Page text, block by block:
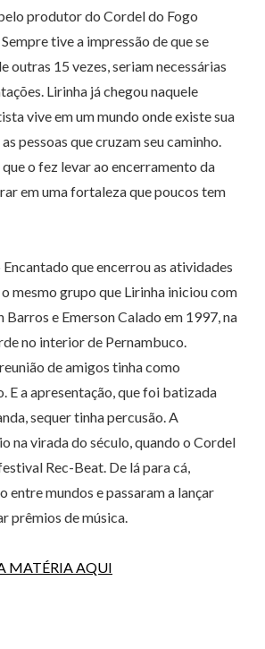
produtor do Cordel do Fogo
tive a impressão de que se
outras 15 vezes, seriam necessárias
Lirinha já chegou naquele
vive em um mundo onde existe sua
pessoas que cruzam seu caminho.
o fez levar ao encerramento da
em uma fortaleza que poucos tem
que encerrou as atividades
mesmo grupo que Lirinha iniciou com
Barros e Emerson Calado em 1997, na
no interior de Pernambuco.
de amigos tinha como
E a apresentação, que foi batizada
sequer tinha percusão. A
na virada do século, quando o Cordel
Rec-Beat. De lá para cá,
entre mundos e passaram a lançar
prêmios de música.
MATÉRIA AQUI